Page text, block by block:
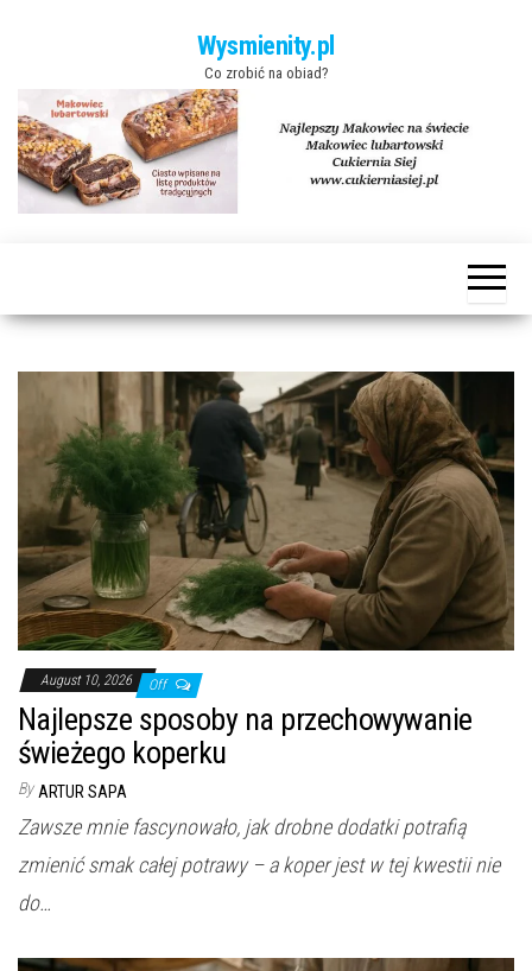
Wysmienity.pl
Co zrobić na obiad?
August 10, 2026 Off
Najlepsze sposoby na przechowywanie
świeżego koperku
By ARTUR SAPA
Zawsze mnie fascynowało, jak drobne dodatki potrafią
zmienić smak całej potrawy – a koper jest w tej kwestii nie
do…